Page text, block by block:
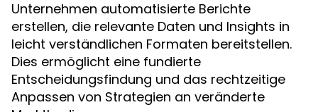
Unternehmen automatisierte Berichte
erstellen, die relevante Daten und Insights in
leicht verständlichen Formaten bereitstellen.
Dies ermöglicht eine fundierte
Entscheidungsfindung und das rechtzeitige
Anpassen von Strategien an veränderte